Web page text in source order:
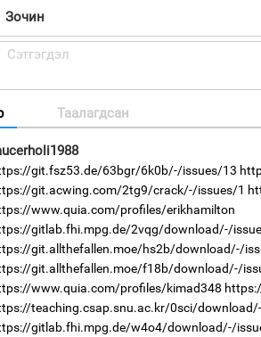
Таалагдсан
git.fsz53.de/63bgr/6k0b/-/issues/13
git.acwing.com/2tg9/crack/-/issues/1
www.quia.com/profiles/erikhamilton
gitlab.fhi.mpg.de/2vqg/download/-/
git.allthefallen.moe/hs2b/download/-/
git.allthefallen.moe/f18b/download/-/
www.quia.com/profiles/kimad348
teaching.csap.snu.ac.kr/0sci/
gitlab.fhi.mpg.de/w4o4/download/-/